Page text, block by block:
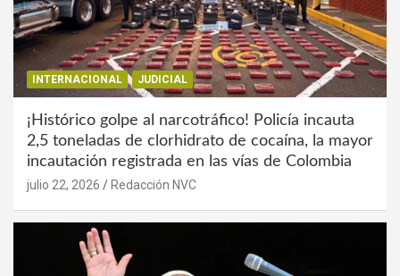
INTERNACIONAL JUDICIAL
¡Histórico golpe al narcotráfico! Policía incauta
2,5 toneladas de clorhidrato de cocaína, la mayor
incautación registrada en las vías de Colombia
julio 22, 2026 Redacción NVC